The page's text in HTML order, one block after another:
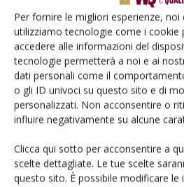
Per fornire le migliori esperienze,
utilizziamo tecnologie come i cookie
accedere alle informazioni del
tecnologie permetterà a noi e ai
dati personali come il
o gli ID univoci su questo sito e di
personalizzati. Non acconsentire o
influire negativamente su alcune
Clicca qui sotto per acconsentire a
scelte dettagliate. Le tue scelte
questo sito. È possibile modificare le
Rimani aggiornato